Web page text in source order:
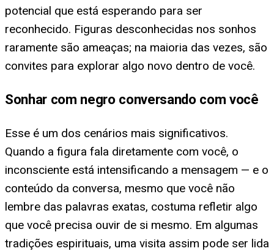
potencial que está esperando para ser
reconhecido. Figuras desconhecidas nos sonhos
raramente são ameaças; na maioria das vezes, são
convites para explorar algo novo dentro de você.
Sonhar com negro conversando com você
Esse é um dos cenários mais significativos.
Quando a figura fala diretamente com você, o
inconsciente está intensificando a mensagem — e o
conteúdo da conversa, mesmo que você não
lembre das palavras exatas, costuma refletir algo
que você precisa ouvir de si mesmo. Em algumas
tradições espirituais, uma visita assim pode ser lida